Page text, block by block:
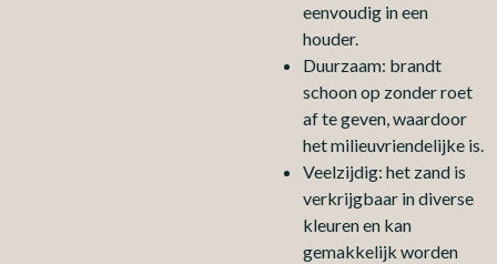
eenvoudig in een
houder.
Duurzaam: brandt
schoon op zonder roet
af te geven, waardoor
het milieuvriendelijke is.
Veelzijdig: het zand is
verkrijgbaar in diverse
kleuren en kan
gemakkelijk worden